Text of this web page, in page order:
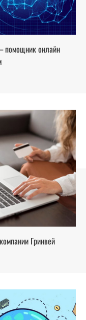
помощник онлайн
Гринвей